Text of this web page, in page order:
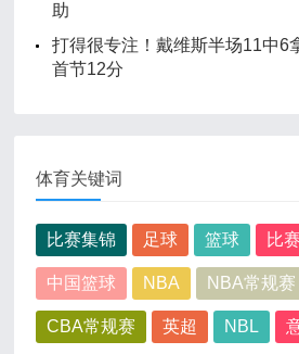
助
打得很专注！戴维斯半场11中6
首节12分
体育关键词
比赛集锦 足球 篮球 比
中国篮球 NBA NBA常规赛
CBA常规赛 英超 NBL